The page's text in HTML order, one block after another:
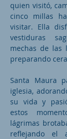
quien visitó,
cinco millas
visitar. Ella
vestiduras
mechas de las
preparando
Santa Maura
iglesia,
su vida y
estos
lágrimas
reflejando el